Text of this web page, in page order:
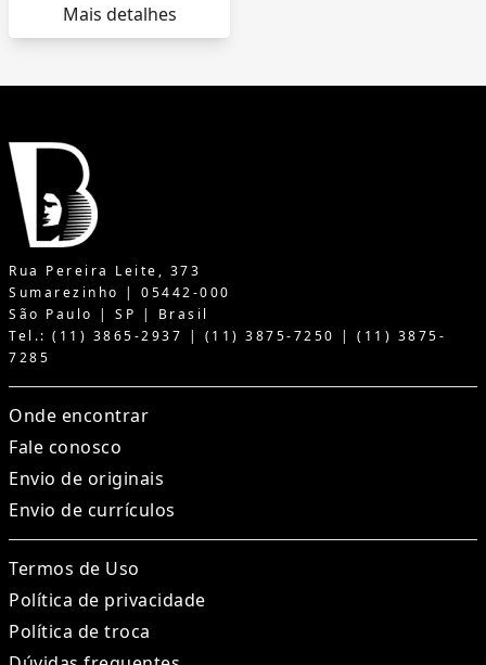
Mais detalhes
Rua Pereira Leite, 373
Sumarezinho | 05442-000
São Paulo | SP | Brasil
Tel.: (11) 3865-2937 | (11) 3875-7250 | (11) 3875-
7285
Onde encontrar
Fale conosco
Envio de originais
Envio de currículos
Termos de Uso
Política de privacidade
Política de troca